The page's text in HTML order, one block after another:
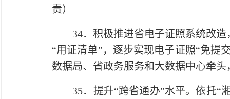
责）
34．积极推进省电子证照系统改造
“用证清单”，逐步实现电子证照“免提
数据局、省政务服务和大数据中心牵
35．提升“跨省通办”水平。依托“湘